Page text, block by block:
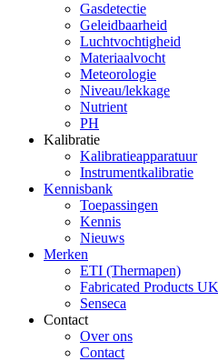
Gasdetectie
Geleidbaarheid
Luchtvochtigheid
Materiaalvocht
Meteorologie
Niveau/lekkage
Nutrient
PH
Kalibratie
Kalibratieapparatuur
Instrumentkalibratie
Kennisbank
Toepassingen
Kennis
Nieuws
Merken
ETI (Thermapen)
Fabricated Products UK
Senseca
Contact
Over ons
Contact